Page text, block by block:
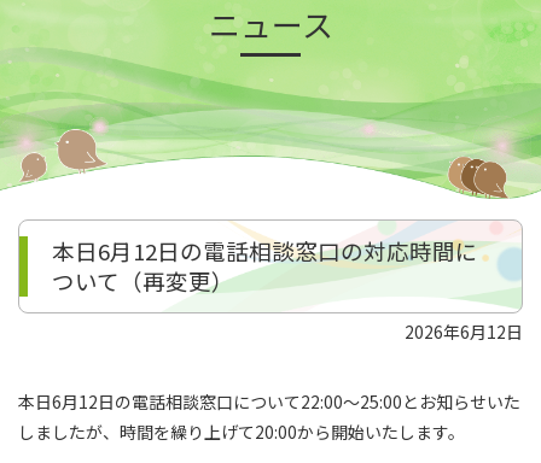
ニュース
本日6月12日の電話相談窓口の対応時間に
ついて（再変更）
2026年6月12日
本日6月12日の電話相談窓口について22:00〜25:00とお知らせいた
しましたが、時間を繰り上げて20:00から開始いたします。